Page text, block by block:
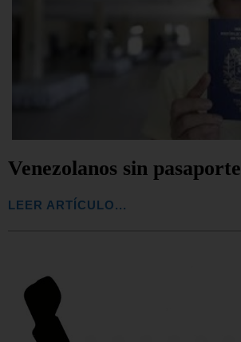
Venezolanos sin pasaporte
LEER ARTÍCULO...